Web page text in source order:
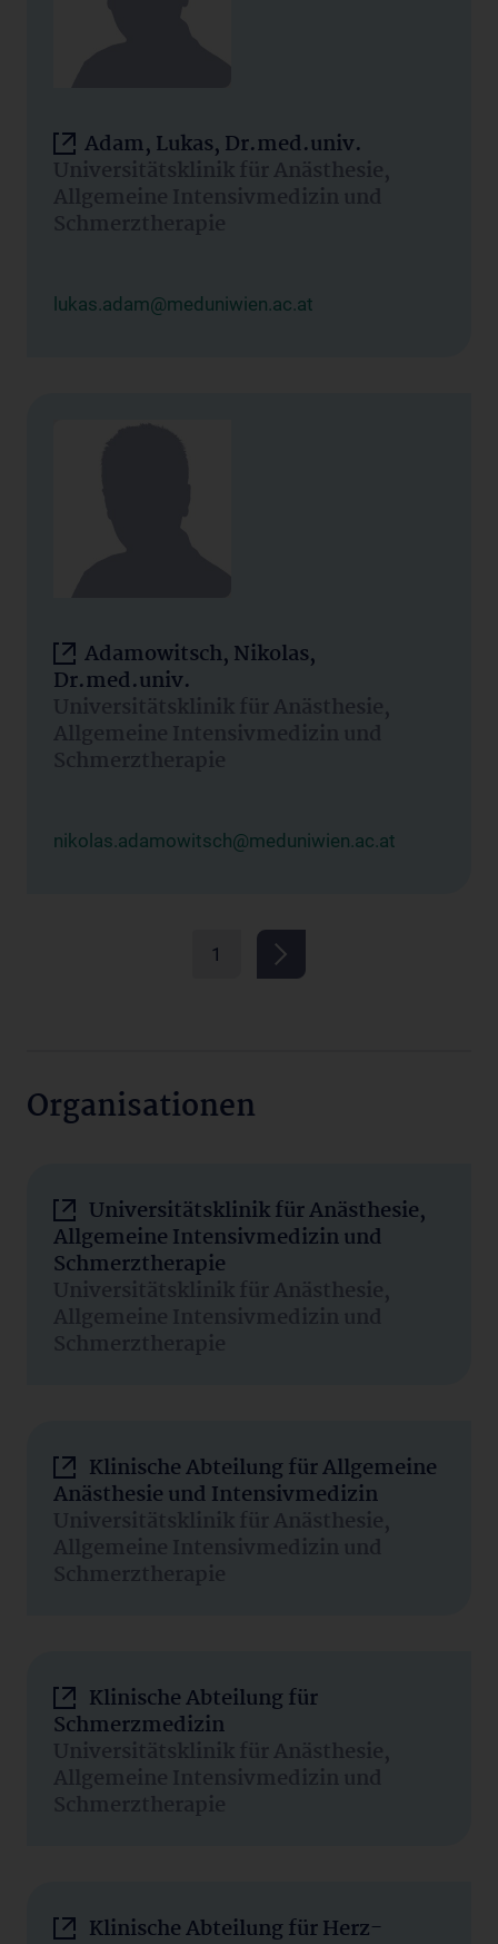
Adam, Lukas, Dr.med.univ.
Universitätsklinik für Anästhesie,
Allgemeine Intensivmedizin und
Schmerztherapie
lukas.adam@meduniwien.ac.at
Adamowitsch, Nikolas,
Dr.med.univ.
Universitätsklinik für Anästhesie,
Allgemeine Intensivmedizin und
Schmerztherapie
nikolas.adamowitsch@meduniwien.ac.at
1
Organisationen
Universitätsklinik für Anästhesie,
Allgemeine Intensivmedizin und
Schmerztherapie
Universitätsklinik für Anästhesie,
Allgemeine Intensivmedizin und
Schmerztherapie
Klinische Abteilung für Allgemeine
Anästhesie und Intensivmedizin
Universitätsklinik für Anästhesie,
Allgemeine Intensivmedizin und
Schmerztherapie
Klinische Abteilung für
Schmerzmedizin
Universitätsklinik für Anästhesie,
Allgemeine Intensivmedizin und
Schmerztherapie
Klinische Abteilung für Herz-